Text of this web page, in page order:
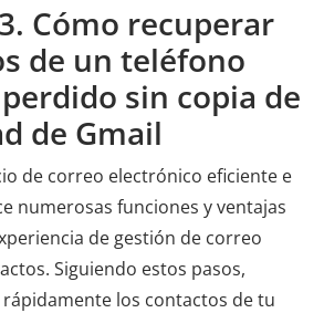
Cómo recuperar
de un teléfono
sin copia de
de Gmail
de correo electrónico eficiente e
numerosas funciones y ventajas
de gestión de correo
Siguiendo estos pasos,
los contactos de tu